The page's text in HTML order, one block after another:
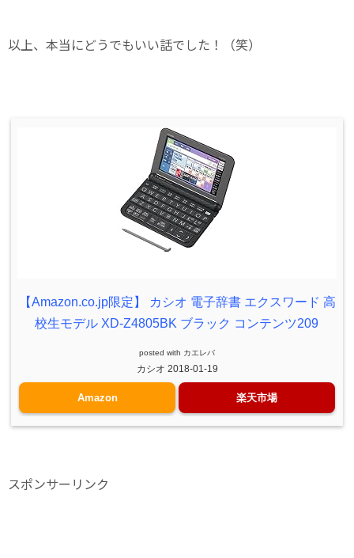
以上、本当にどうでもいい話でした！（笑）
【Amazon.co.jp限定】 カシオ 電子辞書 エクスワード 高
校生モデル XD-Z4805BK ブラック コンテンツ209
posted with カエレバ
カシオ 2018-01-19
Amazon 楽天市場
スポンサーリンク